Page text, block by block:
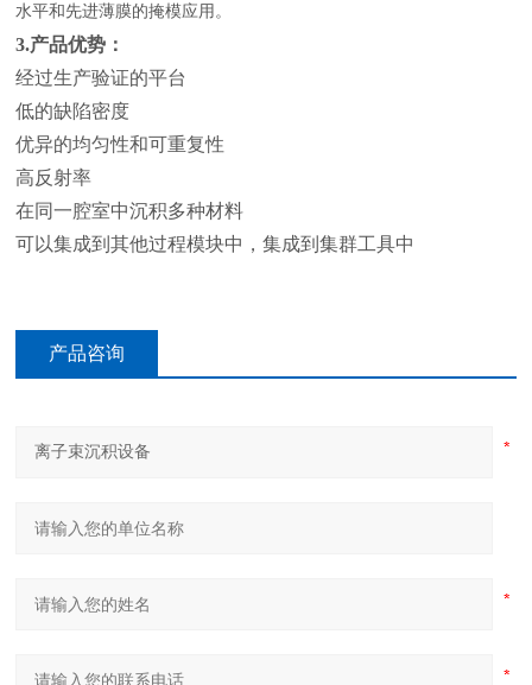
水平和先进薄膜的掩模应用。
3.产品优势：
经过生产验证的平台
低的缺陷密度
优异的均匀性和可重复性
高反射率
在同一腔室中沉积多种材料
可以集成到其他过程模块中，集成到集群工具中
产品咨询